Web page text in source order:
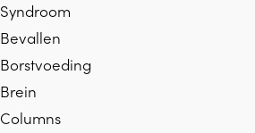
Syndroom
Bevallen
Borstvoeding
Brein
Columns